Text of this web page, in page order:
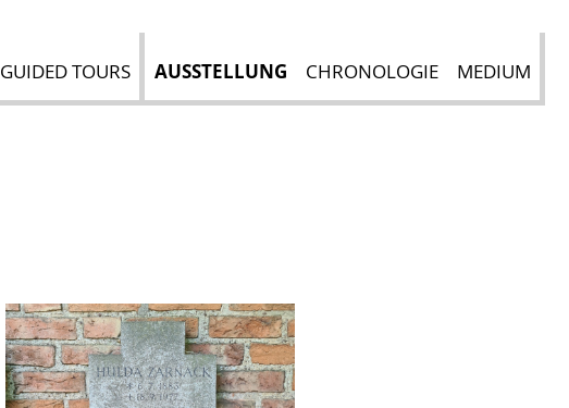
GUIDED TOURS AUSSTELLUNG CHRONOLOGIE MEDIUM